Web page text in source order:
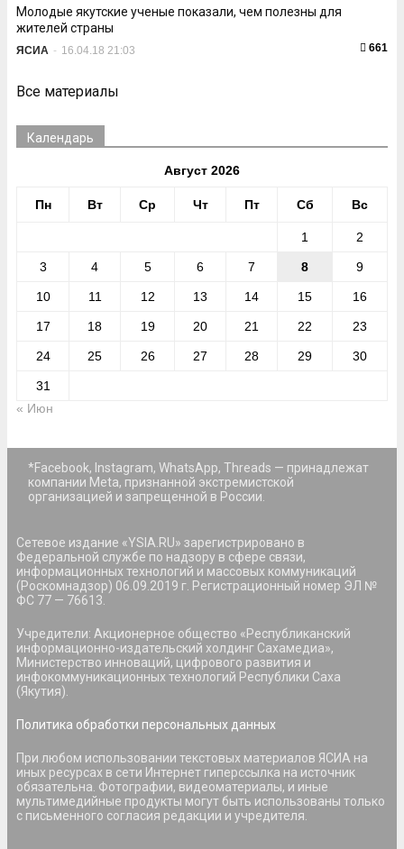
Молодые якутские ученые показали, чем полезны для
жителей страны
ЯСИА - 16.04.18 21:03 661
Все материалы
Календарь
Август 2026
Пн Вт Ср Чт Пт Сб Вс
1 2
3 4 5 6 7 8 9
10 11 12 13 14 15 16
17 18 19 20 21 22 23
24 25 26 27 28 29 30
31
« Июн
*Facebook, Instagram, WhatsApp, Threads — принадлежат
компании Meta, признанной экстремистской
организацией и запрещенной в России.
Сетевое издание «YSIA.RU» зарегистрировано в
Федеральной службе по надзору в сфере связи,
информационных технологий и массовых коммуникаций
(Роскомнадзор) 06.09.2019 г. Регистрационный номер ЭЛ №
ФС 77 — 76613.
Учредители: Акционерное общество «Республиканский
информационно-издательский холдинг Сахамедиа»,
Министерство инноваций, цифрового развития и
инфокоммуникационных технологий Республики Саха
(Якутия).
Политика обработки персональных данных
При любом использовании текстовых материалов ЯСИА на
иных ресурсах в сети Интернет гиперссылка на источник
обязательна. Фотографии, видеоматериалы, и иные
мультимедийные продукты могут быть использованы только
с письменного согласия редакции и учредителя.